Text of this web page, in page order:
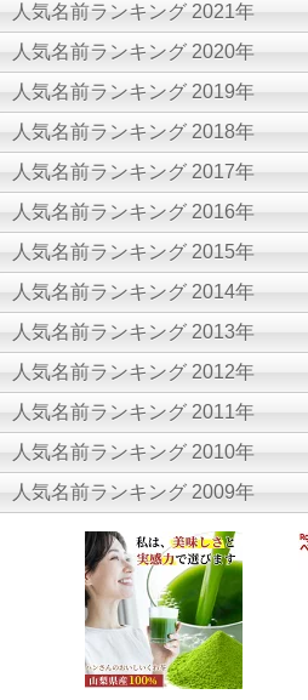
人気名前ランキング 2021年
人気名前ランキング 2020年
人気名前ランキング 2019年
人気名前ランキング 2018年
人気名前ランキング 2017年
人気名前ランキング 2016年
人気名前ランキング 2015年
人気名前ランキング 2014年
人気名前ランキング 2013年
人気名前ランキング 2012年
人気名前ランキング 2011年
人気名前ランキング 2010年
人気名前ランキング 2009年